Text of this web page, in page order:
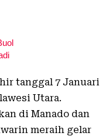
tanggal 7 Januari
Utara.
di Manado dan
meraih gelar